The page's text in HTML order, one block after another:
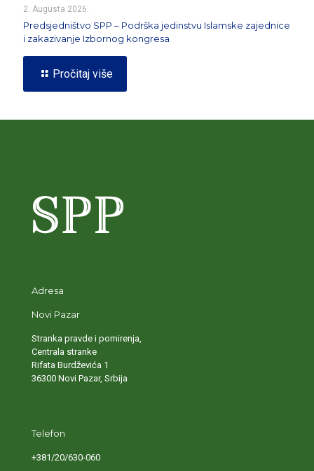
2. Augusta 2026.
Predsjedništvo SPP – Podrška jedinstvu Islamske zajednice
i zakazivanje Izbornog kongresa
Pročitaj više
Adresa
Novi Pazar
Stranka pravde i pomirenja,
Centrala stranke
Rifata Burdževića 1
36300 Novi Pazar, Srbija
Telefon
+381/20/630-060